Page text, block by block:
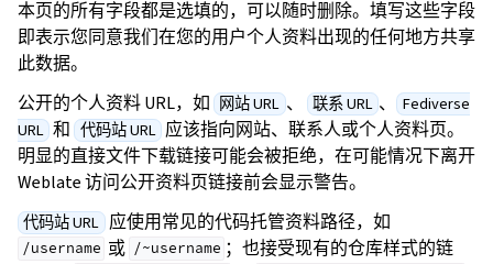
本页的所有字段都是选填的，可以随时删除。填写这些字段
即表示您同意我们在您的用户个人资料出现的任何地方共享
此数据。
公开的个人资料 URL，如 网站 URL 、 联系 URL 、 Fediverse
URL 和 代码站 URL 应该指向网站、联系人或个人资料页。
明显的直接文件下载链接可能会被拒绝，在可能情况下离开
Weblate 访问公开资料页链接前会显示警告。
代码站 URL 应使用常见的代码托管资料路径，如
/username 或 /~username ；也接受现有的仓库样式的链